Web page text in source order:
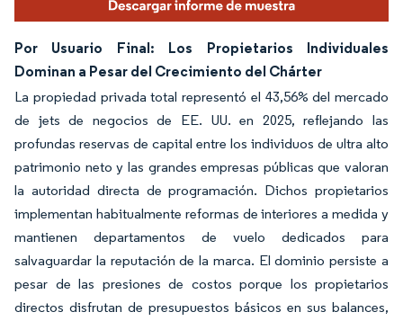
Por Usuario Final: Los Propietarios Individuales
Dominan a Pesar del Crecimiento del Chárter
La propiedad privada total representó el 43,56% del mercado
de jets de negocios de EE. UU. en 2025, reflejando las
profundas reservas de capital entre los individuos de ultra alto
patrimonio neto y las grandes empresas públicas que valoran
la autoridad directa de programación. Dichos propietarios
implementan habitualmente reformas de interiores a medida y
mantienen departamentos de vuelo dedicados para
salvaguardar la reputación de la marca. El dominio persiste a
pesar de las presiones de costos porque los propietarios
directos disfrutan de presupuestos básicos en sus balances,